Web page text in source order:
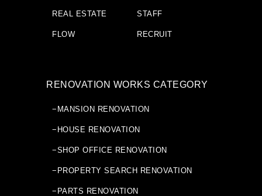
REAL ESTATE
FLOW
STAFF
RECRUIT
RENOVATION WORKS CATEGORY
−MANSION RENOVATION
−HOUSE RENOVATION
−SHOP OFFICE RENOVATION
−PROPERTY SEARCH RENOVATION
−PARTS RENOVATION